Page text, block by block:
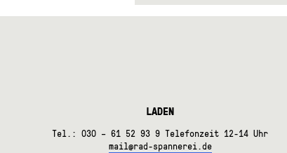
LADEN
Tel.: 030 – 61 52 93 9 Telefonzeit 12-14 Uhr
mail@rad-spannerei.de